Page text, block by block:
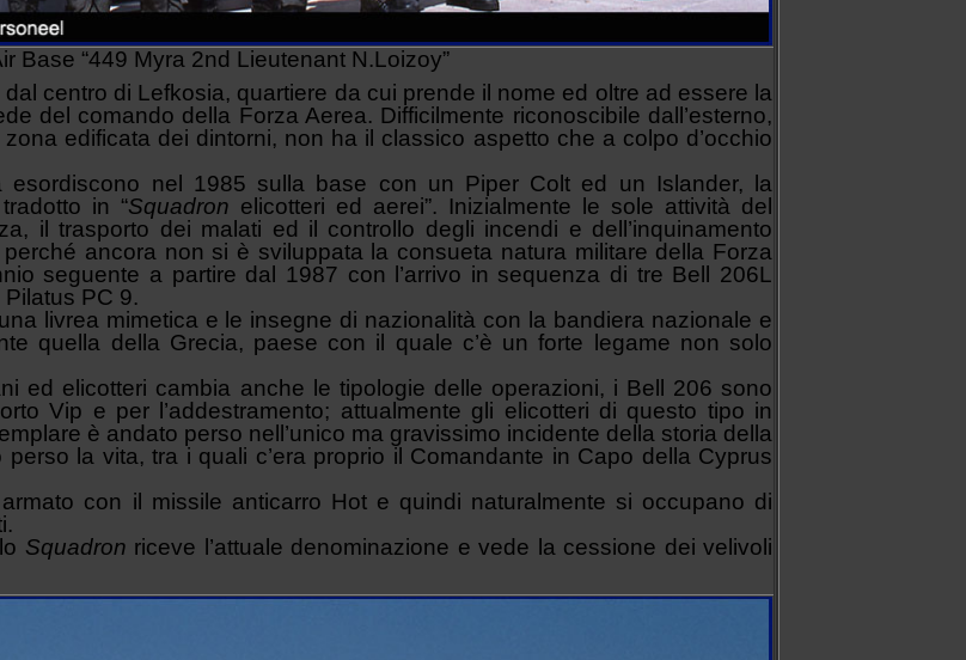
Base “449 Myra 2nd Lieutenant N.Loizoy”
centro di Lefkosia, quartiere da cui prende il nome ed oltre ad essere la
del comando della Forza Aerea. Difficilmente riconoscibile dall’esterno,
edificata dei dintorni, non ha il classico aspetto che a colpo d’occhio
esordiscono nel 1985 sulla base con un Piper Colt ed un Islander, la
in “Squadron elicotteri ed aerei”. Inizialmente le sole attività del
il trasporto dei malati ed il controllo degli incendi e dell’inquinamento
ancora non si è sviluppata la consueta natura militare della Forza
seguente a partire dal 1987 con l’arrivo in sequenza di tre Bell 206L
PC 9.
livrea mimetica e le insegne di nazionalità con la bandiera nazionale e
quella della Grecia, paese con il quale c’è un forte legame non solo
ed elicotteri cambia anche le tipologie delle operazioni, i Bell 206 sono
Vip e per l’addestramento; attualmente gli elicotteri di questo tipo in
è andato perso nell’unico ma gravissimo incidente della storia della
la vita, tra i quali c’era proprio il Comandante in Capo della Cyprus
con il missile anticarro Hot e quindi naturalmente si occupano di
Squadron riceve l’attuale denominazione e vede la cessione dei velivoli